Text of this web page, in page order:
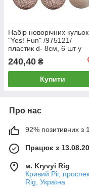
Набір новорічних кульок
"Yes! Fun" /975121/
пластик d- 8см, 6 шт у
240,40 ₴
Купити
Про нас
92% позитивних з
Працює з
м. Kryvyi Rig
Кривий Ріг,
Rig, Україна